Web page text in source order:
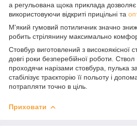
а регульована щока приклада дозволяє
використовуючи відкриті прицільні та
М'який гумовий потиличник значно
робить стрілянину максимально
Стовбур виготовлений з високоякісної
довгі роки безперебійної роботи. Ствол
проходячи нарізами стовбура, пулька
стабілізує траєкторію її польоту і
потрапляти точно в ціль.
Приховати